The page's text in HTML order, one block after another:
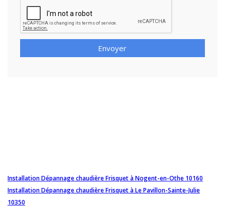
Envoyer
Installation Dépannage chaudière Frisquet à Nogent-en-Othe 10160
Installation Dépannage chaudière Frisquet à Le Pavillon-Sainte-Julie
10350